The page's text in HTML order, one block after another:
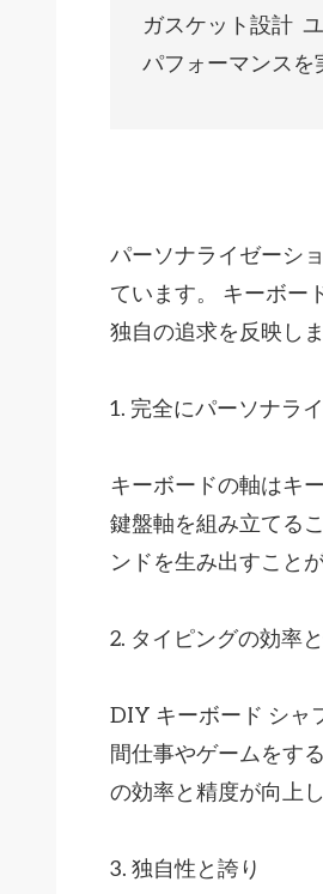
ガスケット設計
パフォーマンスを
パーソナライゼーシ
ています。 キーボー
独自の追求を反映し
1. 完全にパーソナラ
キーボードの軸はキ
鍵盤軸を組み立てる
ンドを生み出すこと
2. タイピングの効率
DIY キーボード シャ
間仕事やゲームをす
の効率と精度が向上し
3. 独自性と誇り